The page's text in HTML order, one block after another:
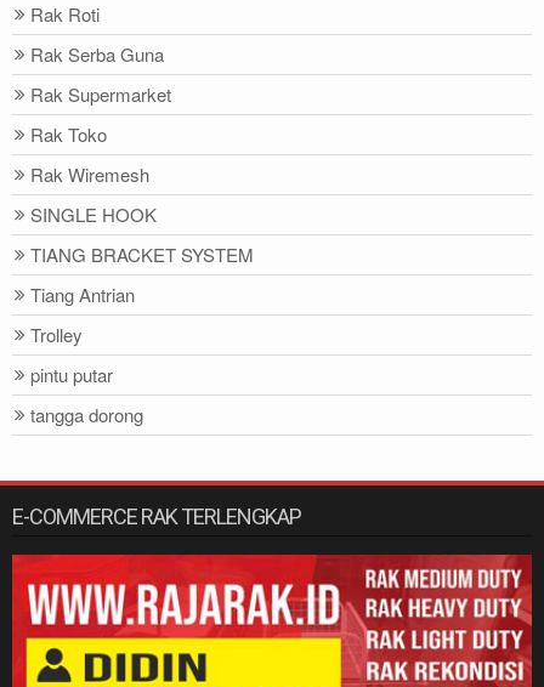
Rak Roti
Rak Serba Guna
Rak Supermarket
Rak Toko
Rak Wiremesh
SINGLE HOOK
TIANG BRACKET SYSTEM
Tiang Antrian
Trolley
pintu putar
tangga dorong
E-COMMERCE RAK TERLENGKAP